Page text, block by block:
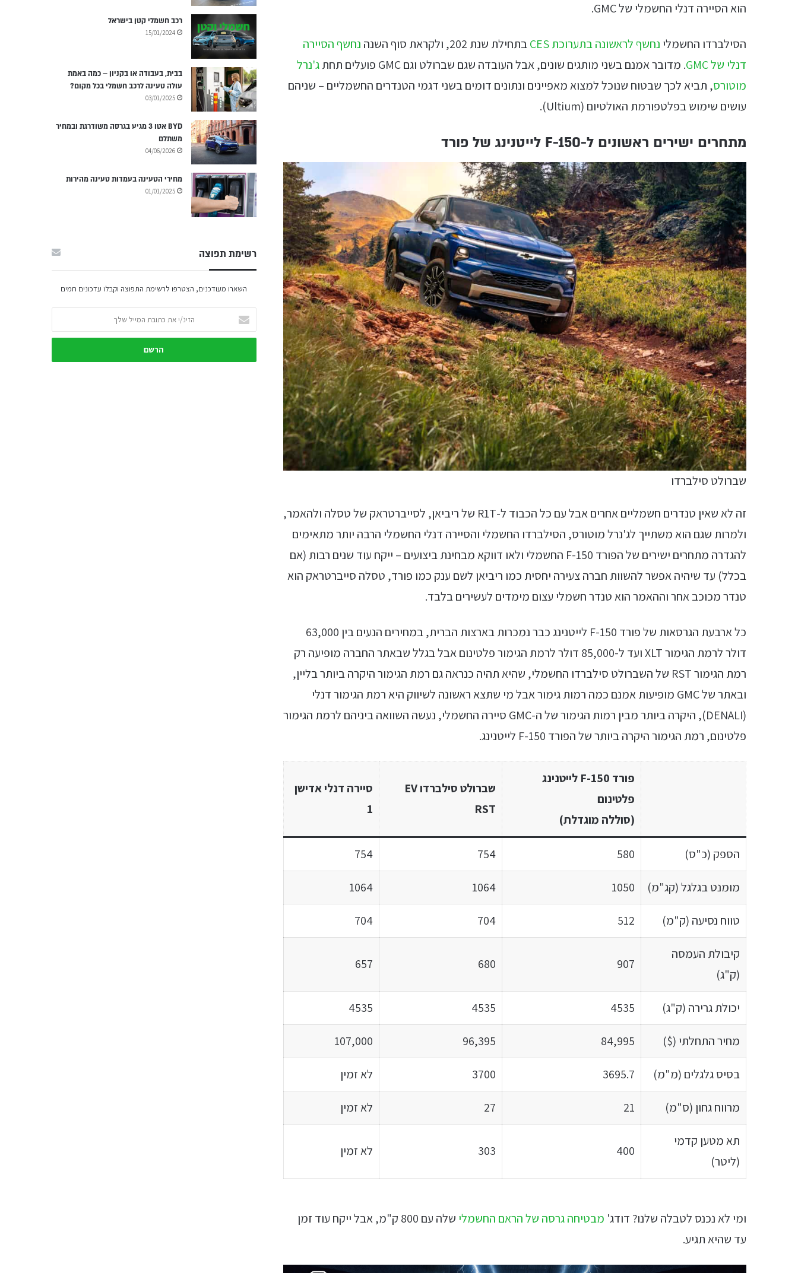
הוא הסיירה דנלי החשמלי של GMC.
הסילברדו החשמלי נחשף לראשונה בתערוכת CES בתחילת שנת 202, ולקראת סוף השנה
נחשף הסיירה
דנלי של GMC
. מדובר אמנם בשני מותגים שונים, אבל העובדה שגם שברולט וגם GMC פועלים תחת
ג'נרל
מוטורס, תביא לכך שבטוח שנוכל למצוא מאפיינים ונתונים דומים בשני דגמי הטנדרים החשמליים – שניהם
עושים שימוש בפלטפורמת האולטיום (Ultium).
מתחרים ישירים ראשונים ל-F-150 לייטנינג של פורד
שברולט סילברדו
זה לא שאין טנדרים חשמליים אחרים אבל עם כל הכבוד ל-R1T של ריביאן, לסייברטראק של טסלה ולהאמר,
ולמרות שגם הוא משתייך לג'נרל מוטורס, הסילברדו החשמלי והסיירה דנלי החשמלי הרבה יותר מתאימים
להגדרה מתחרים ישירים של הפורד F-150 החשמלי ולאו דווקא מבחינת ביצועים – ייקח עוד שנים רבות (אם
בכלל) עד שיהיה אפשר להשוות חברה צעירה יחסית כמו ריביאן לשם ענק כמו פורד, טסלה סייברטראק הוא
טנדר מכוכב אחר וההאמר הוא טנדר חשמלי עצום מימדים לעשירים בלבד.
כל ארבעת הגרסאות של פורד F-150 לייטנינג כבר נמכרות בארצות הברית, במחירים הנעים בין 63,000
דולר לרמת הגימור XLT ועד ל-85,000 דולר לרמת הגימור פלטינום אבל בגלל שבאתר החברה מופיעה רק
רמת הגימור RST של השברולט סילברדו החשמלי, שהיא תהיה כנראה גם רמת הגימור היקרה ביותר בליין,
ובאתר של GMC מופיעות אמנם כמה רמות גימור אבל מי שתצא ראשונה לשיווק היא רמת הגימור דנלי
(DENALI), היקרה ביותר מבין רמות הגימור של ה-GMC סיירה החשמלי, נעשה השוואה ביניהם לרמת הגימור
פלטינום, רמת הגימור היקרה ביותר של הפורד F-150 לייטנינג.
פורד F-150 לייטנינג
פלטינום
(סוללה מוגדלת)
שברולט סילברדו EV
RST
סיירה דנלי אדישן
1
הספק (כ"ס) 580
754
754
מומנט בגלגל (קג"מ) 1050
1064
1064
טווח נסיעה (ק"מ) 512
704
704
קיבולת העמסה
(ק"ג)
907
680
657
יכולת גרירה (ק"ג) 4535
4535
4535
מחיר התחלתי ($) 84,995
96,395
107,000
בסיס גלגלים (מ"מ) 3695.7
3700 לא זמין
מרווח גחון (ס"מ) 21
27 לא זמין
תא מטען קדמי
(ליטר)
400
303 לא זמין
ומי לא נכנס לטבלה שלנו? דודג' מבטיחה גרסה של הראם החשמלי
שלה עם 800 ק"מ, אבל ייקח עוד זמן
עד שהיא תגיע.
רכב חשמלי קטן בישראל
15/01/2024
בבית, בעבודה או בקניון – כמה באמת
עולה טעינה לרכב חשמלי בכל מקום?
03/01/2025
BYD אטו 3 מגיע בגרסה משודרגת ובמחיר
משתלם
04/06/2026
מחירי הטעינה בעמדות טעינה מהירות
01/01/2025
רשימת תפוצה
השארו מעודכנים, הצטרפו לרשימת התפוצה וקבלו עדכונים חמים
את
כתובת
שלך